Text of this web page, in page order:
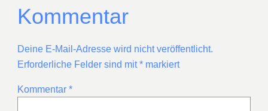
Kommentar
Deine E-Mail-Adresse wird nicht veröffentlicht.
Erforderliche Felder sind mit*markiert
Kommentar *